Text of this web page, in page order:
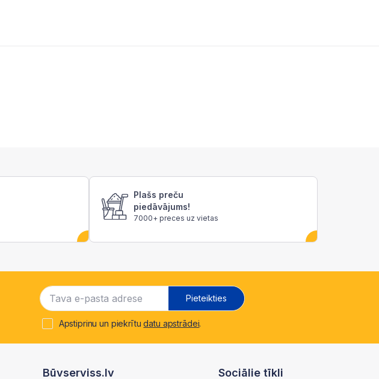
Plašs preču
piedāvājums!
7000+ preces uz vietas
Pieteikties
Apstiprinu un piekrītudatu apstrādei.
Būvserviss.lv Sociālie tīkli